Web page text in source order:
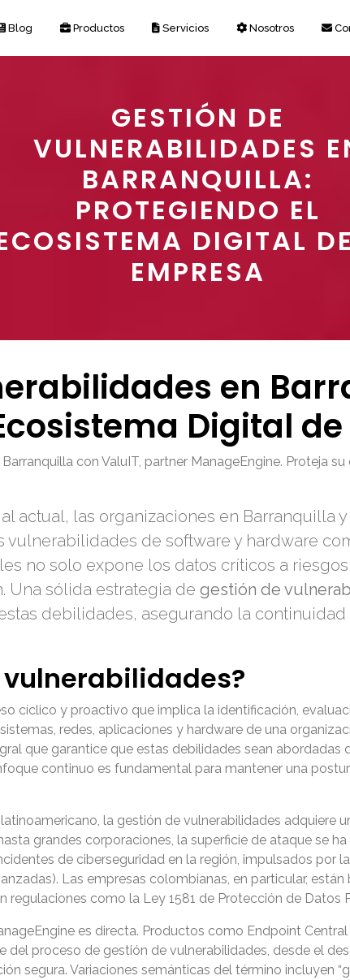
Blog Productos Servicios Nosotros
GESTIÓN DE
VULNERABILIDADES
BARRANQUILLA:
PROTEGIENDO EL
DIGITAL
EMPRESA
en
Digital
con ValuIT, partner ManageEngine. Proteja
actual, las organizaciones en Barranquilla
vulnerabilidades de software y hardware
no solo expone los datos críticos a
Una sólida estrategia de gestión de
debilidades, asegurando la
vulnerabilidades?
cíclico y proactivo que implica la identificación,
redes, aplicaciones y hardware de una
que garantice que estas debilidades sean abordadas
continuo es fundamental para mantener una
la gestión de vulnerabilidades adquiere
grandes corporaciones, la superficie de ataque se
de ciberseguridad en la región, impulsados por
Las empresas colombianas, en particular,
regulaciones como la Ley 1581 de Protección de Datos
es directa. Productos como Endpoint
proceso de gestión de vulnerabilidades, desde el
segura. Variaciones semánticas del término incluyen